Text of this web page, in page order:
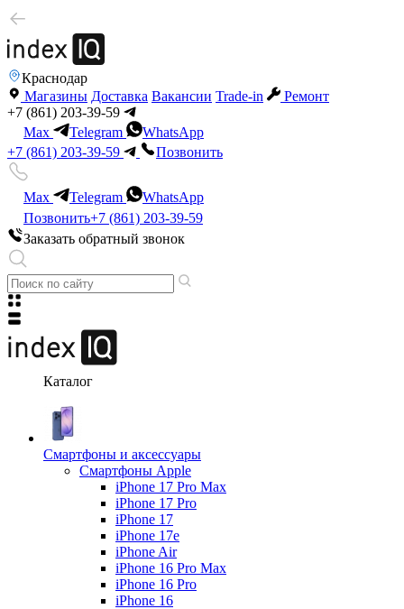
Краснодар
Магазины Доставка Вакансии Trade-in
Ремонт
+7 (861) 203-39-59
Max
Telegram
WhatsApp
+7 (861) 203-39-59
Позвонить
Max Telegram
WhatsApp
Позвонить+7 (861) 203-39-59
Заказать обратный звонок
Каталог
Смартфоны и аксессуары
Смартфоны Apple
iPhone 17 Pro Max
iPhone 17 Pro
iPhone 17
iPhone 17e
iPhone Air
iPhone 16 Pro Max
iPhone 16 Pro
iPhone 16